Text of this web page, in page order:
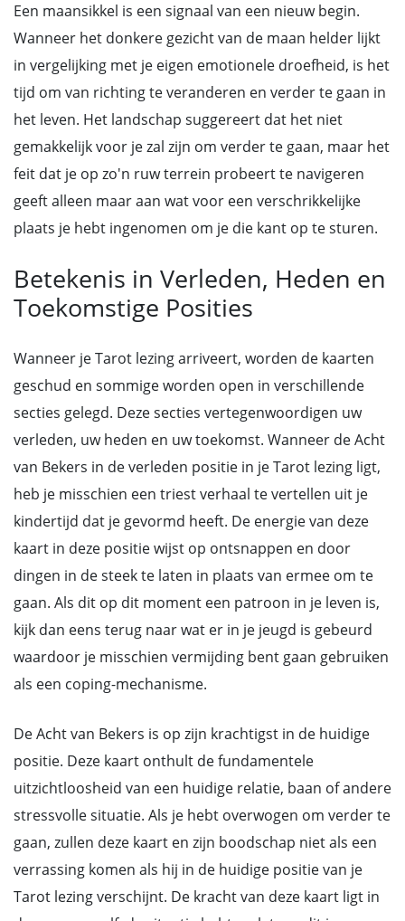
Een maansikkel is een signaal van een nieuw begin.
Wanneer het donkere gezicht van de maan helder lijkt
in vergelijking met je eigen emotionele droefheid, is het
tijd om van richting te veranderen en verder te gaan in
het leven. Het landschap suggereert dat het niet
gemakkelijk voor je zal zijn om verder te gaan, maar het
feit dat je op zo'n ruw terrein probeert te navigeren
geeft alleen maar aan wat voor een verschrikkelijke
plaats je hebt ingenomen om je die kant op te sturen.
Betekenis in Verleden, Heden en
Toekomstige Posities
Wanneer je Tarot lezing arriveert, worden de kaarten
geschud en sommige worden open in verschillende
secties gelegd. Deze secties vertegenwoordigen uw
verleden, uw heden en uw toekomst. Wanneer de Acht
van Bekers in de verleden positie in je Tarot lezing ligt,
heb je misschien een triest verhaal te vertellen uit je
kindertijd dat je gevormd heeft. De energie van deze
kaart in deze positie wijst op ontsnappen en door
dingen in de steek te laten in plaats van ermee om te
gaan. Als dit op dit moment een patroon in je leven is,
kijk dan eens terug naar wat er in je jeugd is gebeurd
waardoor je misschien vermijding bent gaan gebruiken
als een coping-mechanisme.
De Acht van Bekers is op zijn krachtigst in de huidige
positie. Deze kaart onthult de fundamentele
uitzichtloosheid van een huidige relatie, baan of andere
stressvolle situatie. Als je hebt overwogen om verder te
gaan, zullen deze kaart en zijn boodschap niet als een
verrassing komen als hij in de huidige positie van je
Tarot lezing verschijnt. De kracht van deze kaart ligt in